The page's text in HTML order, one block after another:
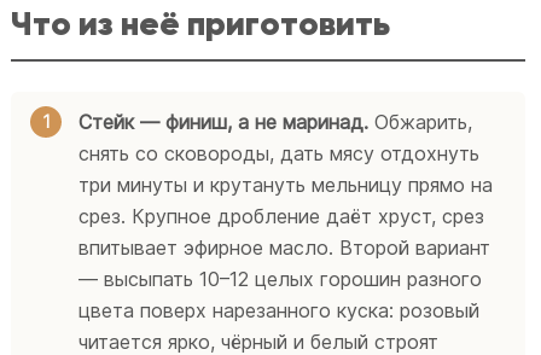
Что из неё приготовить
Стейк — финиш, а не маринад. Обжарить,
снять со сковороды, дать мясу отдохнуть
три минуты и крутануть мельницу прямо на
срез. Крупное дробление даёт хруст, срез
впитывает эфирное масло. Второй вариант
— высыпать 10–12 целых горошин разного
цвета поверх нарезанного куска: розовый
читается ярко, чёрный и белый строят